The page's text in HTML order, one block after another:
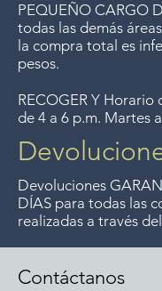
PEQUEÑO CARGO
todas las demás
la compra total es
pesos.
RECOGER Y Horario
de 4 a 6 p.m. Martes
Devoluciones
DÍAS para todas las
realizadas a través
Contáctanos